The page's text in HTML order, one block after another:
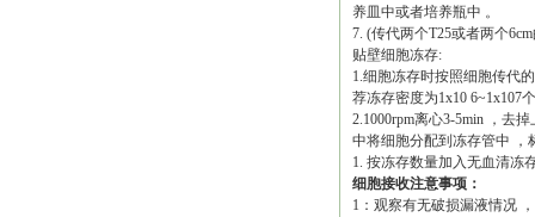
养皿中或者培养瓶中 。
7. (传代两个T25或者两个
贴壁细胞冻存:
1.细胞冻存时按照细胞传代
荐冻存密度为1x10 6~1x107
2.1000rpm离心3-5min ，去
中将细胞分配到冻存管中 ，
1. 按冻存数量加入无血清冻
细胞接收注意事项：
1：观察有无破损漏液情况